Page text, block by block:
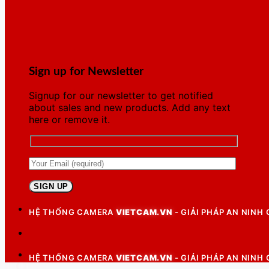
Sign up for Newsletter
Signup for our newsletter to get notified
about sales and new products. Add any text
here or remove it.
HỆ THỐNG CAMERA VIETCAM.VN - GIẢI PHÁP AN NINH
HỆ THỐNG CAMERA VIETCAM.VN - GIẢI PHÁP AN NINH